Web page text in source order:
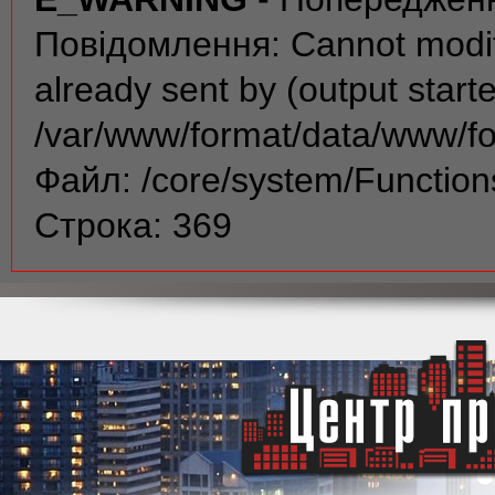
Повідомлення: Cannot
already sent by (output
/var/www/format/data/www/
Файл: /core/system/
Строка: 369